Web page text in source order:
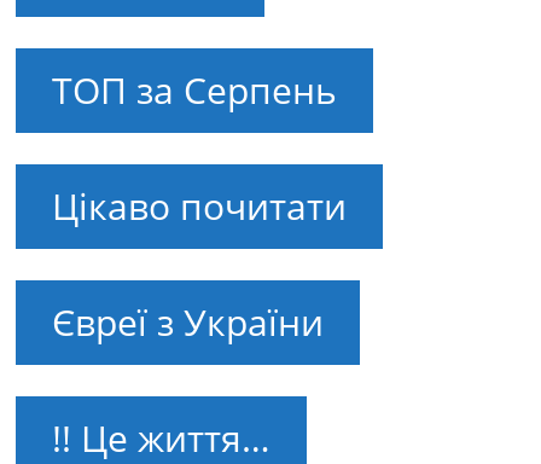
ТОП за Серпень
Цікаво почитати
Євреї з України
!! Це життя…